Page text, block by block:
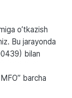
oʼtkazish
Bu jarayonda
bilan
barcha